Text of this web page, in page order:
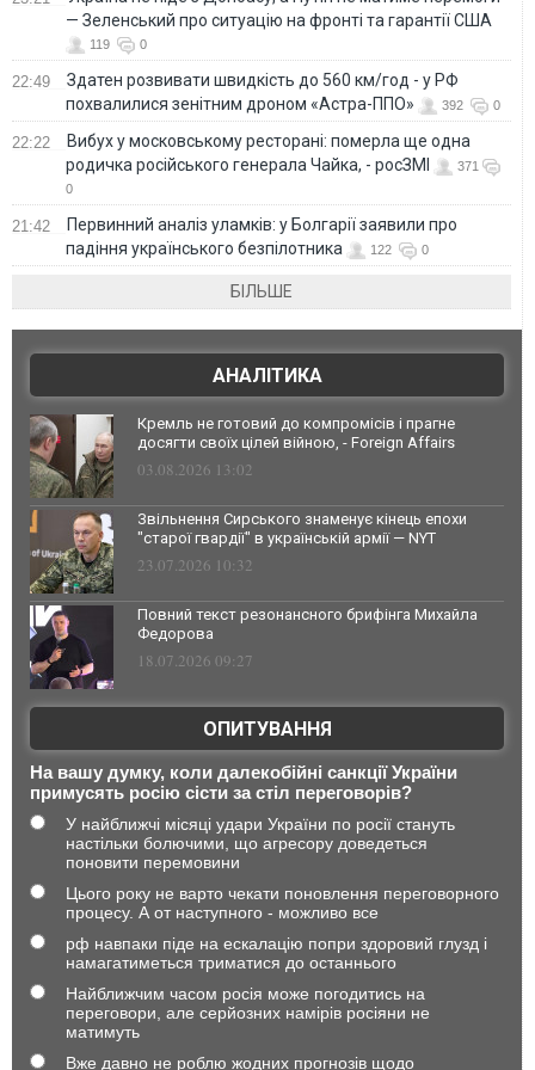
— Зеленський про ситуацію на фронті та гарантії США
119 0
22:49
Здатен розвивати швидкість до 560 км/год - у РФ
похвалилися зенітним дроном «Астра-ППО»
392 0
22:22
Вибух у московському ресторані: померла ще одна
родичка російського генерала Чайка, - росЗМІ
371
0
21:42
Первинний аналіз уламків: у Болгарії заявили про
падіння українського безпілотника
122 0
БІЛЬШЕ
АНАЛІТИКА
Кремль не готовий до компромісів і прагне
досягти своїх цілей війною, - Foreign Affairs
03.08.2026 13:02
Звільнення Сирського знаменує кінець епохи
"старої гвардії" в українській армії — NYT
23.07.2026 10:32
Повний текст резонансного брифінга Михайла
Федорова
18.07.2026 09:27
ОПИТУВАННЯ
На вашу думку, коли далекобійні санкції України
примусять росію сісти за стіл переговорів?
У найближчі місяці удари України по росії стануть
настільки болючими, що агресору доведеться
поновити перемовини
Цього року не варто чекати поновлення переговорного
процесу. А от наступного - можливо все
рф навпаки піде на ескалацію попри здоровий глузд і
намагатиметься триматися до останнього
Найближчим часом росія може погодитись на
переговори, але серйозних намірів росіяни не
матимуть
Вже давно не роблю жодних прогнозів щодо